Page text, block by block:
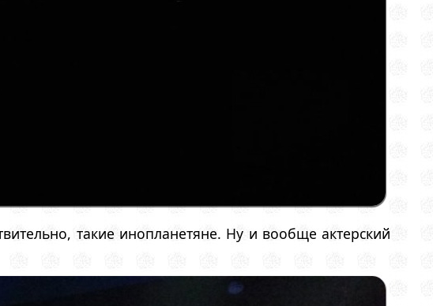
такие инопланетяне. Ну и вообще актерский